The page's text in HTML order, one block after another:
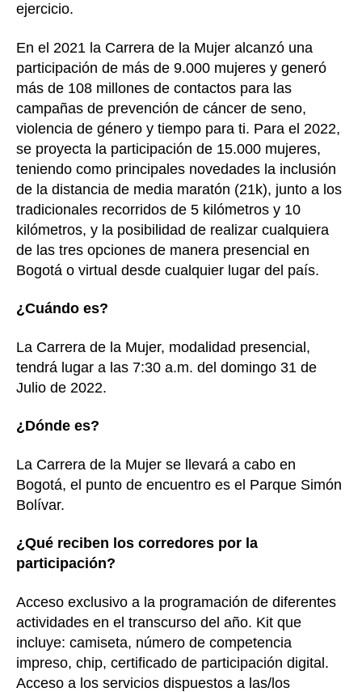
ejercicio.
En el 2021 la Carrera de la Mujer alcanzó una
participación de más de 9.000 mujeres y generó
más de 108 millones de contactos para las
campañas de prevención de cáncer de seno,
violencia de género y tiempo para ti. Para el 2022,
se proyecta la participación de 15.000 mujeres,
teniendo como principales novedades la inclusión
de la distancia de media maratón (21k), junto a los
tradicionales recorridos de 5 kilómetros y 10
kilómetros, y la posibilidad de realizar cualquiera
de las tres opciones de manera presencial en
Bogotá o virtual desde cualquier lugar del país.
¿Cuándo es?
La Carrera de la Mujer, modalidad presencial,
tendrá lugar a las 7:30 a.m. del domingo 31 de
Julio de 2022.
¿Dónde es?
La Carrera de la Mujer se llevará a cabo en
Bogotá, el punto de encuentro es el Parque Simón
Bolívar.
¿Qué reciben los corredores por la
participación?
Acceso exclusivo a la programación de diferentes
actividades en el transcurso del año. Kit que
incluye: camiseta, número de competencia
impreso, chip, certificado de participación digital.
Acceso a los servicios dispuestos a las/los